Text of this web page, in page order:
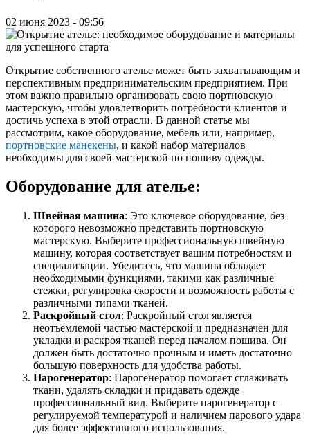
02 июня 2023 - 09:56
Открытие собственного ателье может быть захватывающим и
перспективным предпринимательским предприятием. При
этом важно правильно организовать свою портновскую
мастерскую, чтобы удовлетворить потребности клиентов и
достичь успеха в этой отрасли. В данной статье мы
рассмотрим, какое оборудование, мебель или, например,
портновские манекены, и какой набор материалов
необходимы для своей мастерской по пошиву одежды.
Оборудование для ателье:
Швейная машина: Это ключевое оборудование, без
которого невозможно представить портновскую
мастерскую. Выберите профессиональную швейную
машину, которая соответствует вашим потребностям и
специализации. Убедитесь, что машина обладает
необходимыми функциями, такими как различные
стежки, регулировка скорости и возможность работы с
различными типами тканей.
Раскройный стол: Раскройный стол является
неотъемлемой частью мастерской и предназначен для
укладки и раскроя тканей перед началом пошива. Он
должен быть достаточно прочным и иметь достаточно
большую поверхность для удобства работы.
Парогенератор: Парогенератор помогает сглаживать
ткани, удалять складки и придавать одежде
профессиональный вид. Выберите парогенератор с
регулируемой температурой и наличием парового удара
для более эффективного использования.